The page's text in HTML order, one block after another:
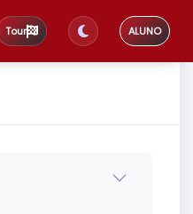
Tour ALUNO